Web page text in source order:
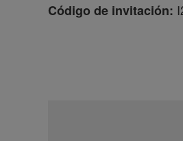
Código de invitación: